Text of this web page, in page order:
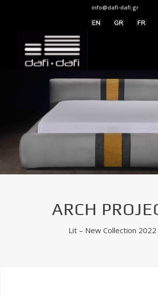
info@dafi-dafi.gr
ARCH
Lit – New Collection 2022